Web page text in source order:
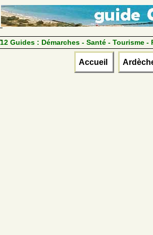
12 Guides : Démarches - Santé - Tourisme
Accueil